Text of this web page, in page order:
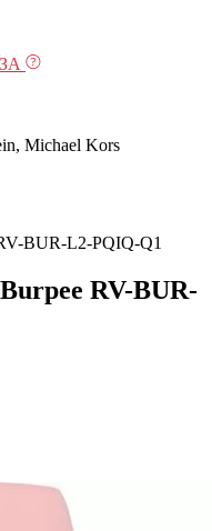
Michael Kors
BUR-L2-PQIQ-Q1
RV-BUR-